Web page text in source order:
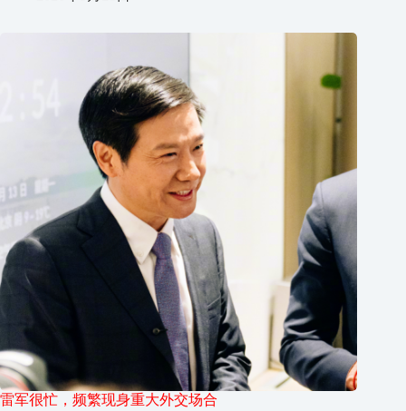
雷军很忙，频繁现身重大外交场合